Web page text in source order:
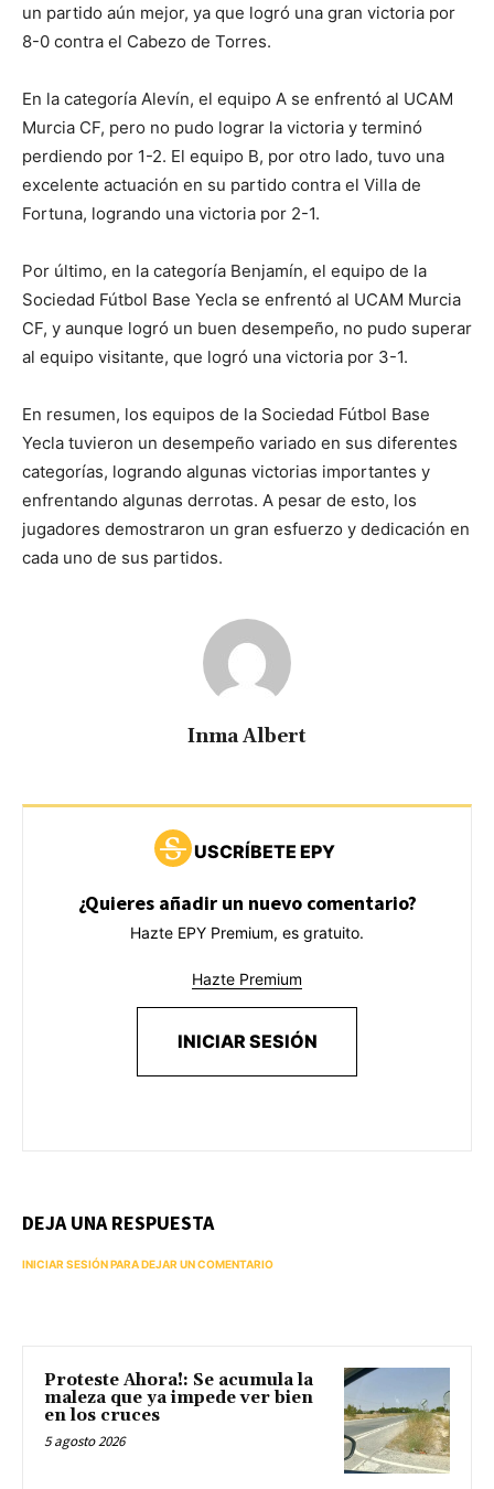
un partido aún mejor, ya que logró una gran victoria por
8-0 contra el Cabezo de Torres.
En la categoría Alevín, el equipo A se enfrentó al UCAM
Murcia CF, pero no pudo lograr la victoria y terminó
perdiendo por 1-2. El equipo B, por otro lado, tuvo una
excelente actuación en su partido contra el Villa de
Fortuna, logrando una victoria por 2-1.
Por último, en la categoría Benjamín, el equipo de la
Sociedad Fútbol Base Yecla se enfrentó al UCAM Murcia
CF, y aunque logró un buen desempeño, no pudo superar
al equipo visitante, que logró una victoria por 3-1.
En resumen, los equipos de la Sociedad Fútbol Base
Yecla tuvieron un desempeño variado en sus diferentes
categorías, logrando algunas victorias importantes y
enfrentando algunas derrotas. A pesar de esto, los
jugadores demostraron un gran esfuerzo y dedicación en
cada uno de sus partidos.
Inma Albert
USCRÍBETE EPY
¿Quieres añadir un nuevo comentario?
Hazte EPY Premium, es gratuito.
Hazte Premium
INICIAR SESIÓN
DEJA UNA RESPUESTA
INICIAR SESIÓN PARA DEJAR UN COMENTARIO
Proteste Ahora!: Se acumula la
maleza que ya impede ver bien
en los cruces
5 agosto 2026